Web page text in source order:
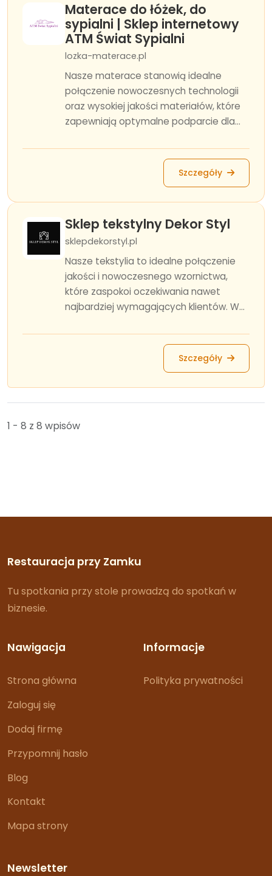
Materace do łóżek, do
sypialni | Sklep internetowy
ATM Świat Sypialni
lozka-materace.pl
Nasze materace stanowią idealne
połączenie nowoczesnych technologii
oraz wysokiej jakości materiałów, które
zapewniają optymalne podparcie dla...
Szczegóły
Sklep tekstylny Dekor Styl
sklepdekorstyl.pl
Nasze tekstylia to idealne połączenie
jakości i nowoczesnego wzornictwa,
które zaspokoi oczekiwania nawet
najbardziej wymagających klientów. W...
Szczegóły
1 - 8 z 8 wpisów
Restauracja przy Zamku
Tu spotkania przy stole prowadzą do spotkań w
biznesie.
Nawigacja
Strona główna
Zaloguj się
Dodaj firmę
Przypomnij hasło
Blog
Kontakt
Mapa strony
Informacje
Polityka prywatności
Newsletter